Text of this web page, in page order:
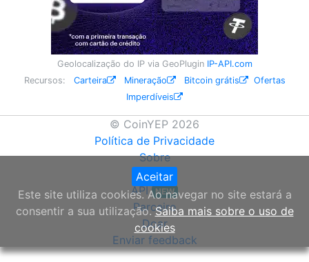
Geolocalização do IP via GeoPlugin IP-API.com
Recursos: Carteira Mineração Bitcoin grátis
Ofertas
Imperdíveis
© CoinYEP 2026
Política de Privacidade
Sobre
Widget
API NEW
Parceiro
Doar
Enviar feedback
Aceitar
Este site utiliza cookies. Ao navegar no site estará a
consentir a sua utilização.Saiba mais sobre o uso de
cookies